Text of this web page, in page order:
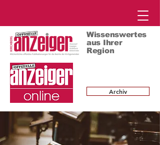
Wissenswertes
aus Ihrer
Region
Archiv